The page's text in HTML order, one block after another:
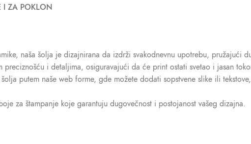
I ZA POKLON
naša šolja je dizajnirana da izdrži svakodnevnu upotrebu, pružajući
i detaljima, osiguravajući da će print ostati svetao i jasan
putem naše web forme, gde možete dodati sopstvene slike ili
za štampanje koje garantuju dugovečnost i postojanost vašeg dizajna.